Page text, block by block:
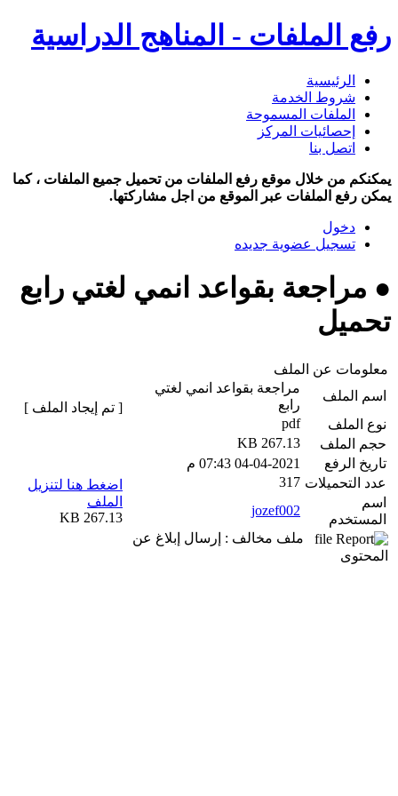
رفع الملفات - المناهج الدراسية
الرئيسية
شروط الخدمة
الملفات المسموحة
إحصائيات المركز
اتصل بنا
يمكنكم من خلال موقع رفع الملفات من تحميل جميع الملفات ، كما
يمكن رفع الملفات عبر الموقع من اجل مشاركتها.
دخول
تسجيل عضوية جديده
● مراجعة بقواعد انمي لغتي رابع
تحميل
معلومات عن الملف
اسم الملف
مراجعة بقواعد انمي لغتي
رابع
نوع الملف
pdf
حجم الملف
267.13 KB
تاريخ الرفع
04-04-2021 07:43 م
عدد التحميلات 317
اسم
المستخدم
jozef002
ملف مخالف : إرسال إبلاغ عن
المحتوى
[ تم إيجاد الملف ]
اضغط هنا لتنزيل
الملف
267.13 KB